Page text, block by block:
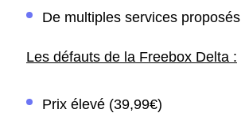
De multiples services proposés
Les défauts de la Freebox Delta :
Prix élevé (39,99€)